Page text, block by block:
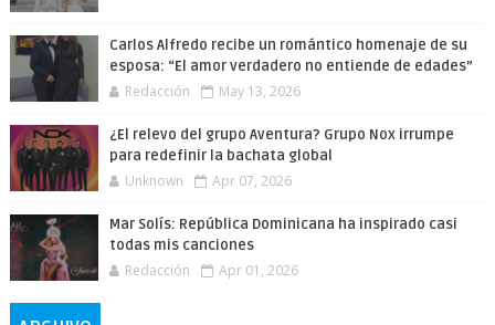
Carlos Alfredo recibe un romántico homenaje de su
esposa: “El amor verdadero no entiende de edades”
Redacción May 13, 2026
¿El relevo del grupo Aventura? Grupo Nox irrumpe
para redefinir la bachata global
Unknown Apr 07, 2026
Mar Solís: República Dominicana ha inspirado casi
todas mis canciones
Redacción Apr 01, 2026